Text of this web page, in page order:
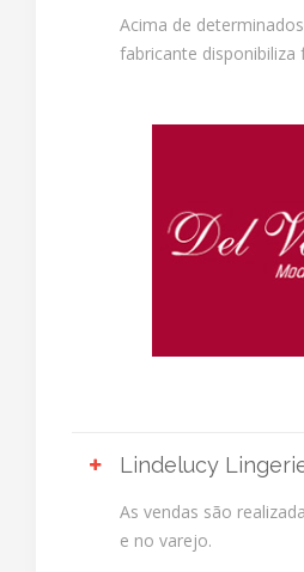
Acima de
fabricante disponibiliza
Lindelucy
As vendas são
e no varejo.